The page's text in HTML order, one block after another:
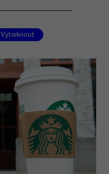
Vytisknout